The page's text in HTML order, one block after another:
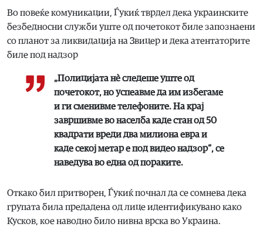
Во повеќе комуникации, Ѓукиќ тврдел дека украинските
безбедносни служби уште од почетокот биле запознаени
со планот за ликвидација на Звицер и дека атентаторите
биле под надзор
„Полицијата нè следеше уште од
почетокот, но успеавме да им избегаме
и ги сменивме телефоните. На крај
завршивме во населба каде стан од 50
квадрати вреди два милиона евра и
каде секој метар е под видео надзор“, се
наведува во една од пораките.
Откако бил притворен, Ѓукиќ почнал да се сомнева дека
групата била предадена од лице идентификувано како
Кусков, кое наводно било нивна врска во Украина.